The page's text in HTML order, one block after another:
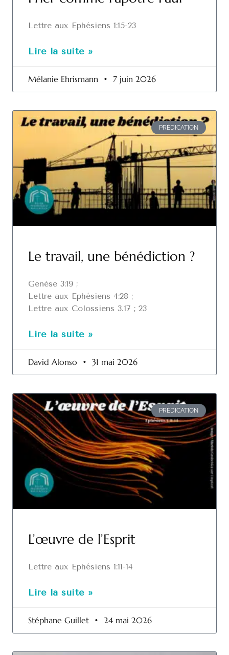
Lettre aux Ephésiens 1:15-23
Lire la suite »
Mélanie Ehrismann 7 juin 2026
PRÉDICATION
Le travail, une bénédiction ?
Genèse 3:19 ;
Lettre aux Ephésiens 4:28 ;
Lettre aux Colossiens 3.17 ; 23
Lire la suite »
David Alonso 31 mai 2026
PRÉDICATION
L’œuvre de l’Esprit
Lettre aux Ephésiens 1:11-14
Lire la suite »
Stéphane Guillet 24 mai 2026